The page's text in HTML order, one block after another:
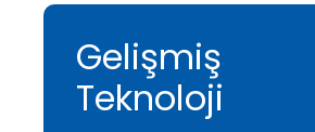
Gelişmiş
Teknoloji